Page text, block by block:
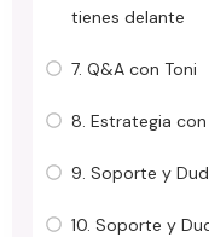
tienes delante
7. Q&A con Toni
8. Estrategia con
9. Soporte y
10. Soporte y